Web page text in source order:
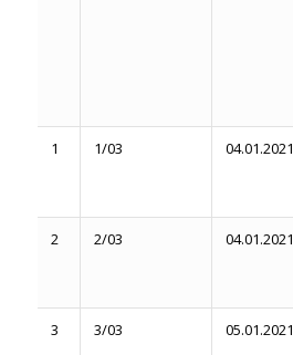
1 1/03 04.01.2021
2 2/03 04.01.2021
3 3/03 05.01.2021